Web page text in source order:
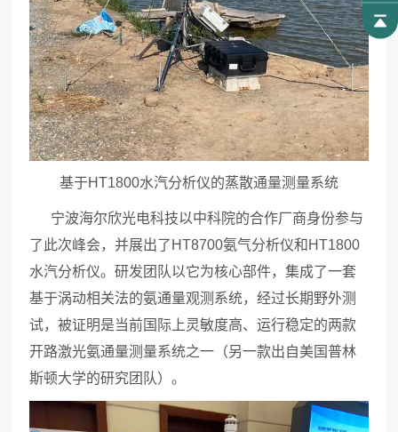
基于HT1800水汽分析仪的蒸散通量测量系统
宁波海尔欣光电科技以中科院的合作厂商身份参与
了此次峰会，并展出了 HT8700氨气分析仪和 HT1800
水汽分析仪。研发团队以它为核心部件，集成了一套
基于涡动相关法的氨通量观测系统，经过长期野外测
试，被证明是当前国际上灵敏度高、运行稳定的两款
开路激光氨通量测量系统之一（另一款出自美国普林
斯顿大学的研究团队）。